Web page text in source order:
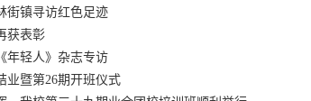
街镇寻访红色足迹
获表彰
年轻人》杂志专访
业暨第26期开班仪式